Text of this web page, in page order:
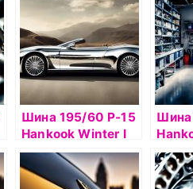
Шина 195/60 Р-15
Hankook Winter I
Pike RS2 W429
92Т б/к шип
Шина
Pike
шип